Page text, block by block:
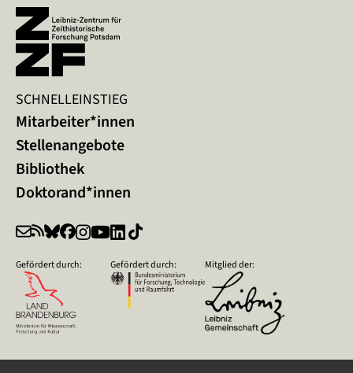
SCHNELLEINSTIEG
Mitarbeiter*innen
Stellenangebote
Bibliothek
Doktorand*innen
Gefördert durch: Gefördert durch: Mitglied der: